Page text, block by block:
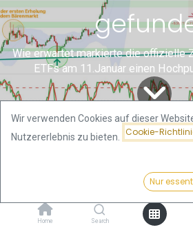
Home Search
Wie erwartet markierte die offizielle
ETFs am 11.Januar einen
1. Rückblick
Wir verwenden Cookies auf dieser
Nutzererlebnis zu bieten.
Cookie-
Nur